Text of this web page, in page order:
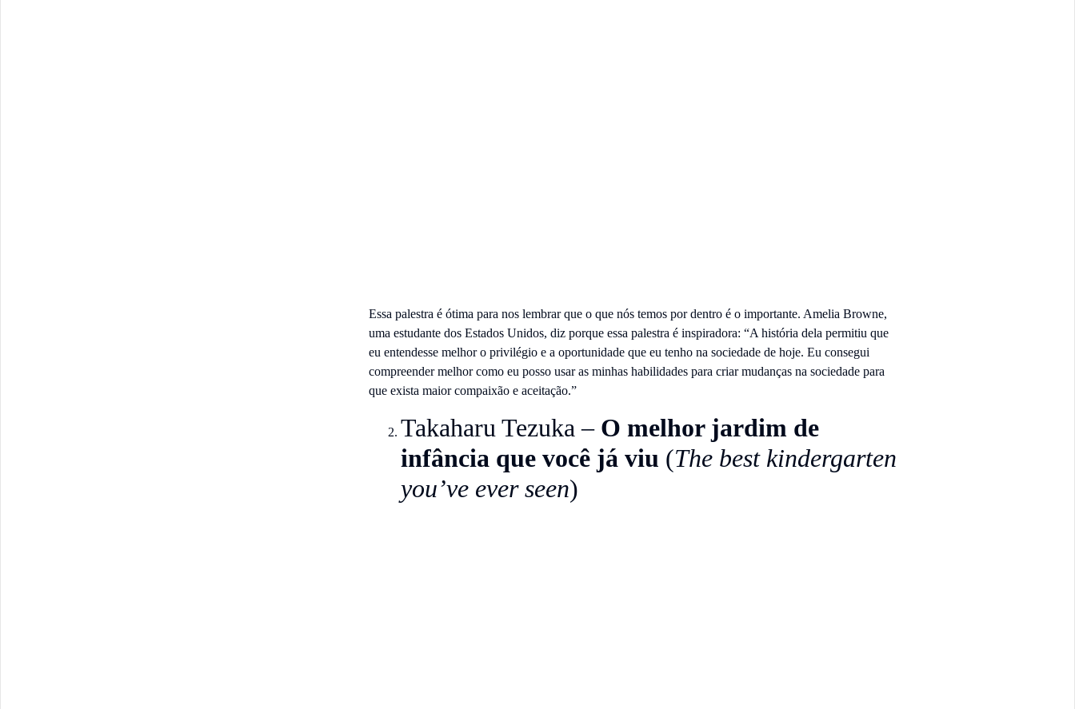
Essa palestra é ótima para nos lembrar que o que nós temos por dentro é o importante. Amelia Browne,
uma estudante dos Estados Unidos, diz porque essa palestra é inspiradora: “A história dela permitiu que
eu entendesse melhor o privilégio e a oportunidade que eu tenho na sociedade de hoje. Eu consegui
compreender melhor como eu posso usar as minhas habilidades para criar mudanças na sociedade para
que exista maior compaixão e aceitação.”
Takaharu Tezuka – O melhor jardim de
infância que você já viu (The best kindergarten
you’ve ever seen)